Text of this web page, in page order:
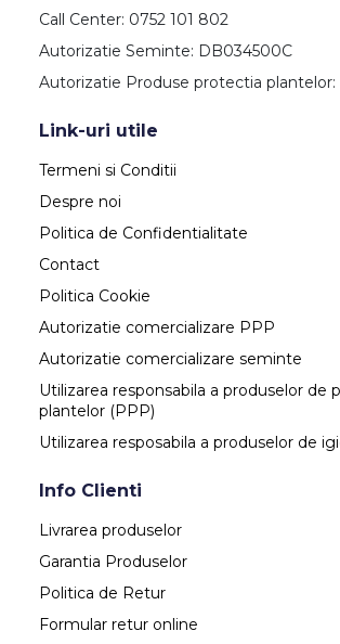
Call Center: 0752 101 802
Autorizatie Seminte: DB034500C
Autorizatie Produse protectia plantelor:
Link-uri utile
Termeni si Conditii
Despre noi
Politica de Confidentialitate
Contact
Politica Cookie
Autorizatie comercializare PPP
Autorizatie comercializare seminte
Utilizarea responsabila a produselor de
plantelor (PPP)
Utilizarea resposabila a produselor de
Info Clienti
Livrarea produselor
Garantia Produselor
Politica de Retur
Formular retur online